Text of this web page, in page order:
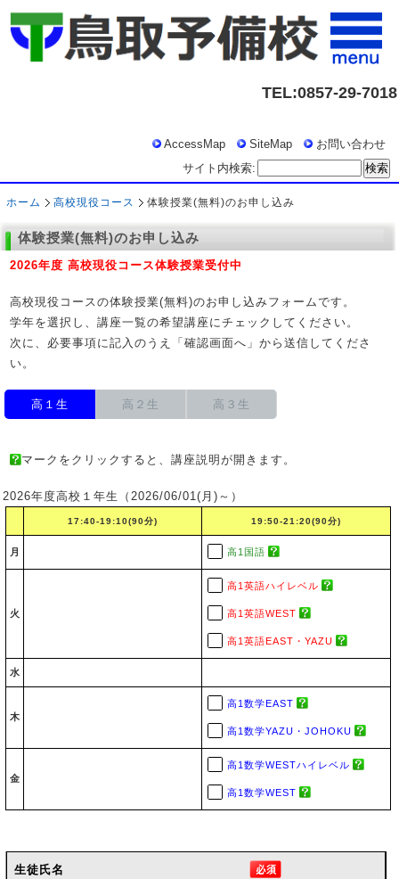
TEL:0857-29-7018
AccessMap SiteMap
お問い合わせ
サイト内検索:
ホーム 高校現役コース 体験授業(無料)のお申し込み
体験授業(無料)のお申し込み
2026年度 高校現役コース体験授業受付中
高校現役コースの体験授業(無料)のお申し込みフォームです。
学年を選択し、講座一覧の希望講座にチェックしてください。
次に、必要事項に記入のうえ「確認画面へ」から送信してくださ
い。
高１生 高２生 高３生
マークをクリックすると、講座説明が開きます。
2026年度高校１年生（2026/06/01(月)～）
17:40-19:10(90分) 19:50-21:20(90分)
月 高1国語
火
高1英語ハイレベル
高1英語WEST
高1英語EAST・YAZU
水
木
高1数学EAST
高1数学YAZU・JOHOKU
金
高1数学WESTハイレベル
高1数学WEST
生徒氏名